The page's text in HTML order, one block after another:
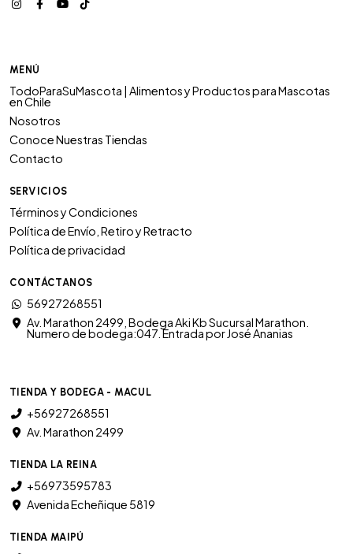
MENÚ
TodoParaSuMascota | Alimentos y Productos para Mascotas
en Chile
Nosotros
Conoce Nuestras Tiendas
Contacto
SERVICIOS
Términos y Condiciones
Política de Envío, Retiro y Retracto
Política de privacidad
CONTÁCTANOS
56927268551
Av. Marathon 2499, Bodega Aki Kb Sucursal Marathon.
Numero de bodega:047. Entrada por José Ananias
TIENDA Y BODEGA - MACUL
+56927268551
Av. Marathon 2499
TIENDA LA REINA
+56973595783
Avenida Echeñique 5819
TIENDA MAIPÚ